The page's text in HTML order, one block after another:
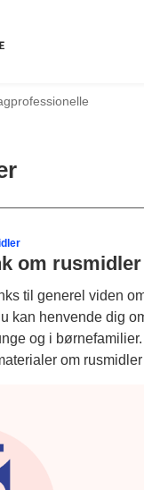
om rusmidler
til generel viden
kan henvende dig
og i
om